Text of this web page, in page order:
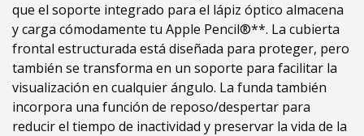
que el soporte integrado para el lápiz óptico almacena
y carga cómodamente tu Apple Pencil®**. La cubierta
frontal estructurada está diseñada para proteger, pero
también se transforma en un soporte para facilitar la
visualización en cualquier ángulo. La funda también
incorpora una función de reposo/despertar para
reducir el tiempo de inactividad y preservar la vida de la